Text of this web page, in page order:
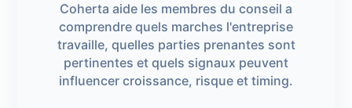
Coherta aide les membres du conseil a
comprendre quels marches l'entreprise
travaille, quelles parties prenantes sont
pertinentes et quels signaux peuvent
influencer croissance, risque et timing.